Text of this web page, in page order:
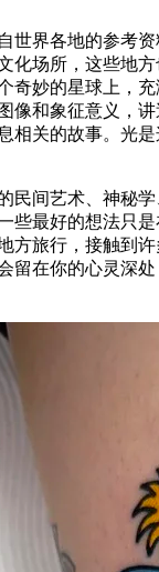
界各地的参考资
化场所，这些地
奇妙的星球上，
像和象征意义，
相关的故事。光
民间艺术、神秘
些最好的想法只
方旅行，接触到
留在你的心灵深